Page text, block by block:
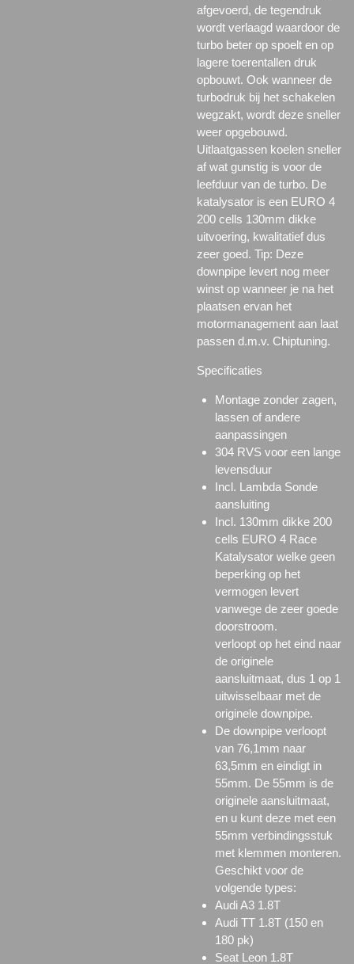
afgevoerd, de tegendruk
wordt verlaagd waardoor de
turbo beter op spoelt en op
lagere toerentallen druk
opbouwt. Ook wanneer de
turbodruk bij het schakelen
wegzakt, wordt deze sneller
weer opgebouwd.
Uitlaatgassen koelen sneller
af wat gunstig is voor de
leefduur van de turbo. De
katalysator is een EURO 4
200 cells 130mm dikke
uitvoering, kwalitatief dus
zeer goed. Tip: Deze
downpipe levert nog meer
winst op wanneer je na het
plaatsen ervan het
motormanagement aan laat
passen d.m.v. Chiptuning.
Specificaties
Montage zonder zagen,
lassen of andere
aanpassingen
304 RVS voor een lange
levensduur
Incl. Lambda Sonde
aansluiting
Incl. 130mm dikke 200
cells EURO 4 Race
Katalysator welke geen
beperking op het
vermogen levert
vanwege de zeer goede
doorstroom.
verloopt op het eind naar
de originele
aansluitmaat, dus 1 op 1
uitwisselbaar met de
originele downpipe.
De downpipe verloopt
van 76,1mm naar
63,5mm en eindigt in
55mm. De 55mm is de
originele aansluitmaat,
en u kunt deze met een
55mm verbindingsstuk
met klemmen monteren.
Geschikt voor de
volgende types:
Audi A3 1.8T
Audi TT 1.8T (150 en
180 pk)
Seat Leon 1.8T